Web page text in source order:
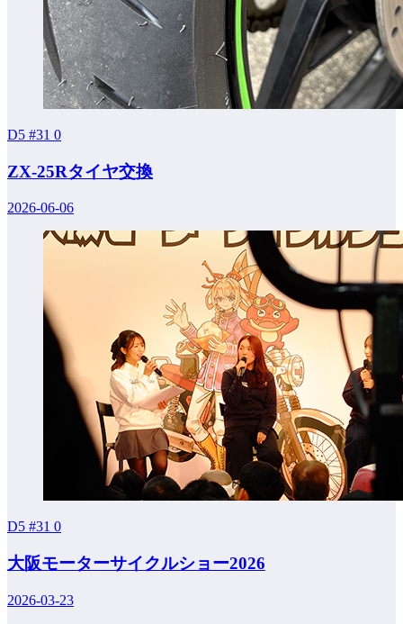
D5 #31 0
ZX-25Rタイヤ交換
2026-06-06
D5 #31 0
大阪モーターサイクルショー2026
2026-03-23